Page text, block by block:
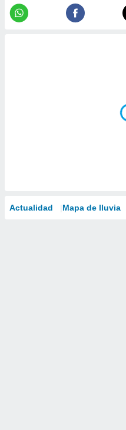
Actualidad Mapa de lluvia